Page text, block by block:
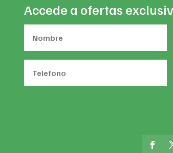
Accede a ofertas